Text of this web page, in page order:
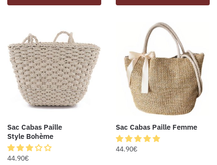
Sac Cabas Paille
Style Bohème
44.90€
Sac Cabas Paille Femme
44.90€